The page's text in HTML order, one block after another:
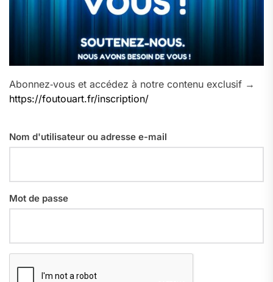
Abonnez‑vous et accédez à notre contenu exclusif →
https://foutouart.fr/inscription/
Nom d'utilisateur ou adresse e-mail
Mot de passe